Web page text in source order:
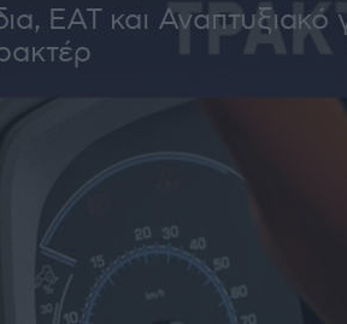
ΕΑΤ και Αναπτυξιακό